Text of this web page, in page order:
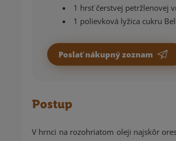
1 hrsť čerstvej petržlenovej
1 polievková lyžica cukru
Poslať nákupný zoznam
Postup
V hrnci na rozohriatom oleji najskôr